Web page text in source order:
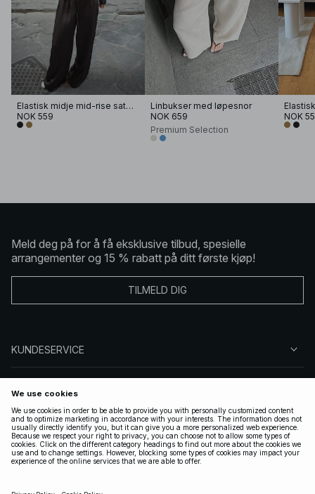
Elastisk midje mid-rise satengbukser
NOK 559
Linbukser med løpesnor
NOK 659
Premium Selection
NOK
Meld deg på for å få eksklusive tilbud, spesielle
arrangementer og 15 % rabatt på ditt første kjøp!
TILMELD DIG
KUNDESERVICE
FØLG OSS
LOVLIG